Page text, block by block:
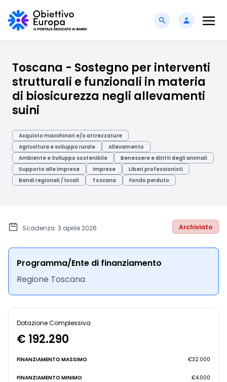
Toscana - Sostegno per interventi
strutturali e funzionali in materia
di biosicurezza negli allevamenti
suini
Acquisto macchinari e/o attrezzature
Agricoltura e sviluppo rurale
Allevamento
Ambiente e Sviluppo sostenibile
Benessere e diritti degli animali
Supporto alle imprese
Imprese
Liberi professionisti
Bandi regionali / locali
Toscana Fondo perduto
Scadenza: 3 aprile 2026 Archiviato
Programma/Ente di finanziamento
Regione Toscana
Dotazione Complessiva
€ 192.290
FINANZIAMENTO MASSIMO €32.000
FINANZIAMENTO MINIMO €4.000